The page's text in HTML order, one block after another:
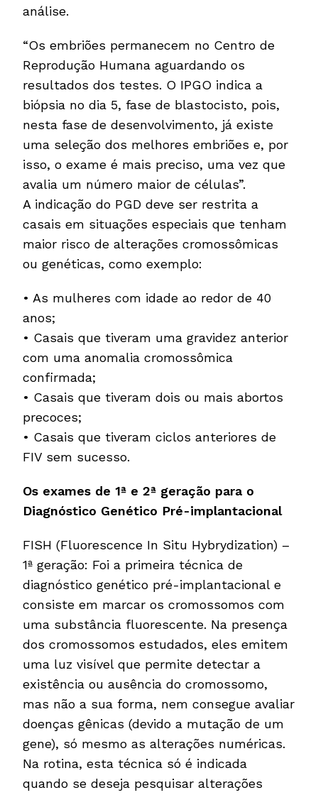
análise.
“Os embriões permanecem no Centro de
Reprodução Humana aguardando os
resultados dos testes. O IPGO indica a
biópsia no dia 5, fase de blastocisto, pois,
nesta fase de desenvolvimento, já existe
uma seleção dos melhores embriões e, por
isso, o exame é mais preciso, uma vez que
avalia um número maior de células”.
A indicação do PGD deve ser restrita a
casais em situações especiais que tenham
maior risco de alterações cromossômicas
ou genéticas, como exemplo:
• As mulheres com idade ao redor de 40
anos;
• Casais que tiveram uma gravidez anterior
com uma anomalia cromossômica
confirmada;
• Casais que tiveram dois ou mais abortos
precoces;
• Casais que tiveram ciclos anteriores de
FIV sem sucesso.
Os exames de 1ª e 2ª geração para o
Diagnóstico Genético Pré-implantacional
FISH (Fluorescence In Situ Hybrydization) –
1ª geração: Foi a primeira técnica de
diagnóstico genético pré-implantacional e
consiste em marcar os cromossomos com
uma substância fluorescente. Na presença
dos cromossomos estudados, eles emitem
uma luz visível que permite detectar a
existência ou ausência do cromossomo,
mas não a sua forma, nem consegue avaliar
doenças gênicas (devido a mutação de um
gene), só mesmo as alterações numéricas.
Na rotina, esta técnica só é indicada
quando se deseja pesquisar alterações